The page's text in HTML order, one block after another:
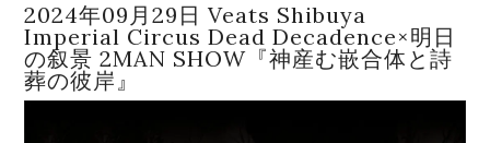
Works
2024年09月29日 Veats Shibuya
Imperial Circus Dead Decadence×明⽇
の叙景 2MAN SHOW『神産む嵌合体と詩
葬の彼岸』